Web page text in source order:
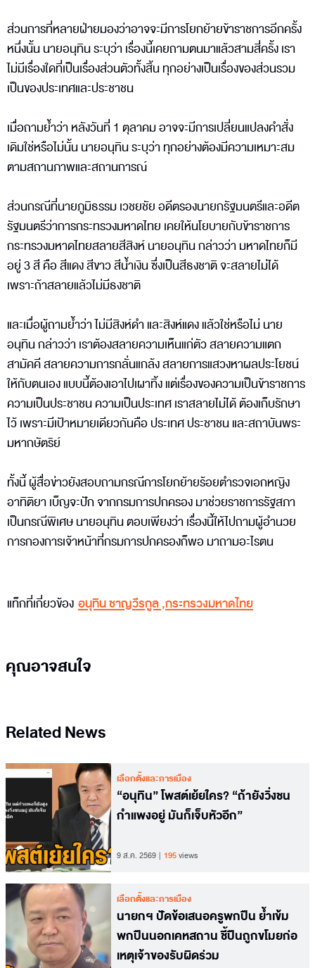
ส่วนการที่หลายฝ่ายมองว่าอาจจะมีการโยกย้ายข้าราชการอีกครั้ง
หนึ่งนั้น นายอนุทิน ระบุว่า เรื่องนี้เคยถามตนมาแล้วสามสี่ครั้ง เรา
ไม่มีเรื่องใดที่เป็นเรื่องส่วนตัวทั้งสิ้น ทุกอย่างเป็นเรื่องของส่วนรวม
เป็นของประเทศและประชาชน
เมื่อถามย้ำว่า หลังวันที่ 1 ตุลาคม อาจจะมีการเปลี่ยนแปลงคำสั่ง
เดิมใช่หรือไม่นั้น นายอนุทิน ระบุว่า ทุกอย่างต้องมีความเหมาะสม
ตามสถานภาพและสถานการณ์
ส่วนกรณีที่นายภูมิธรรม เวชยชัย อดีตรองนายกรัฐมนตรีและอดีต
รัฐมนตรีว่าการกระทรวงมหาดไทย เคยให้นโยบายกับข้าราชการ
กระทรวงมหาดไทยสลายสีสิงห์ นายอนุทิน กล่าวว่า มหาดไทยก็มี
อยู่ 3 สี คือ สีแดง สีขาว สีน้ำเงิน ซึ่งเป็นสีธงชาติ จะสลายไม่ได้
เพราะถ้าสลายแล้วไม่มีธงชาติ
และเมื่อผู้ถามย้ำว่า ไม่มีสิงห์ดำ และสิงห์แดง แล้วใช่หรือไม่ นาย
อนุทิน กล่าวว่า เราต้องสลายความเห็นแก่ตัว สลายความแตก
สามัคคี สลายความการกลั่นแกล้ง สลายการแสวงหาผลประโยชน์
ให้กับตนเอง แบบนี้ต้องเอาไปเผาทิ้ง แต่เรื่องของความเป็นข้าราชการ
ความเป็นประชาชน ความเป็นประเทศ เราสลายไม่ได้ ต้องเก็บรักษา
ไว้ เพราะมีเป้าหมายเดียวกันคือ ประเทศ ประชาชน และสถาบันพระ
มหากษัตริย์
ทั้งนี้ ผู้สื่อข่าวยังสอบถามกรณีการโยกย้ายร้อยตำรวจเอกหญิง
อาทิติยา เบ็ญจะปัก จากกรมการปกครอง มาช่วยราชการรัฐสภา
เป็นกรณีพิเศษ นายอนุทิน ตอบเพียงว่า เรื่องนี้ให้ไปถามผู้อำนวย
การกองการเจ้าหน้าที่กรมการปกครองก็พอ มาถามอะไรตน
แท็กที่เกี่ยวข้อง อนุทิน ชาญวีรกูล,กระทรวงมหาดไทย
คุณอาจสนใจ
Related News
เลือกตั้งและการเมือง
“อนุทิน” โพสต์เย้ยใคร? “ถ้ายังวิ่งชน
กำแพงอยู่ มันก็เจ็บหัวอีก”
9 ส.ค. 2569 195views
เลือกตั้งและการเมือง
นายกฯ ปัดข้อเสนอครูพกปืน ย้ำเข้ม
พกปืนนอกเคหสถาน ชี้ปืนถูกขโมยก่อ
เหตุเจ้าของรับผิดร่วม